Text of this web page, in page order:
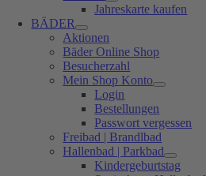
Jahreskarte kaufen
BÄDER
Aktionen
Bäder Online Shop
Besucherzahl
Mein Shop Konto
Login
Bestellungen
Passwort vergessen
Freibad | Brandlbad
Hallenbad | Parkbad
Kindergeburtstag